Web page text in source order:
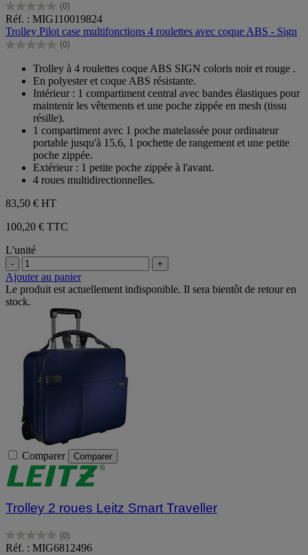
(0)
0.0
sur
5
étoiles.
Réf. : MIG110019824
Trolley Pilot case multifonctions 4 roulettes avec coque ABS - Sign
(0)
0.0
étoiles.
Trolley à 4 roulettes coque ABS SIGN coloris noir et rouge .
En polyester et coque ABS résistante.
Intérieur : 1 compartiment central avec bandes élastiques pour
maintenir les vêtements et une poche zippée en mesh (tissu
résille).
1 compartiment avec 1 poche matelassée pour ordinateur
portable jusqu'à 15,6, 1 pochette de rangement et une petite
poche zippée.
Extérieur : 1 petite poche zippée à l'avant.
4 roues multidirectionnelles.
83,50 € HT
100,20 € TTC
L'unité
- +
Ajouter au panier
Le produit est actuellement indisponible. Il sera bientôt de retour en
stock.
Comparer Comparer
Trolley 2 roues Leitz Smart Traveller
(0)
0.0
Réf. : MIG6812496